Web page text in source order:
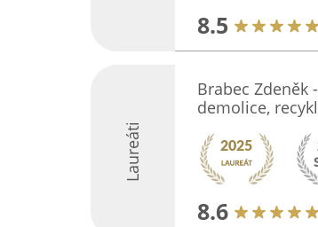
8.5
Laureáti
Brabec Zdeněk
demolice,
8.6